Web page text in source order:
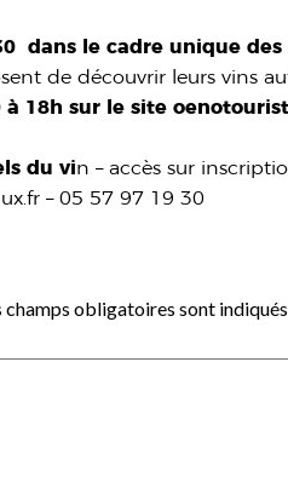
dans le cadre unique
de découvrir leurs vins
18h sur le site
du vin – accès sur
– 05 57 97 19 30
champs obligatoires sont